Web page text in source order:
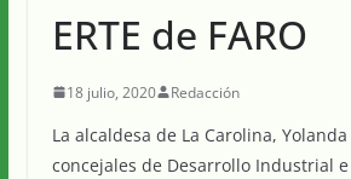
ERTE de FARO
18 julio, 2020 Redacción
La alcaldesa de La Carolina,
concejales de Desarrollo Industrial